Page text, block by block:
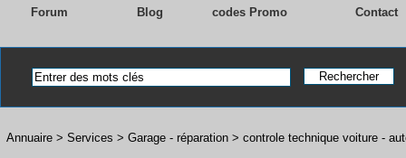
Forum Blog codes Promo Contact
Annuaire > Services > Garage - réparation > controle technique voiture -